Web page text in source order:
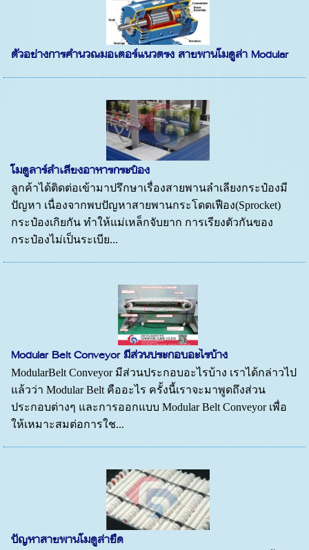
ตัวอย่างการคำนวณมอเตอร์แนวตรง สายพานโมดูล่า Modular
โมดูลาร์ลำเลียงอาหารกระป๋อง
ลูกค้าได้ติดต่อเข้ามาปรึกษาเรื่องสายพานลำเลียงกระป๋องมี
ปัญหา เนื่องจากพบปัญหาสายพานกระโดดเฟือง(Sprocket)
กระป๋องเกิยกัน ทำให้แม่เหล็กจับยาก การเรียงตัวกันของ
กระป๋องไม่เป็นระเบีย...
Modular Belt Conveyor มีส่วนประกอบอะไรบ้าง
ModularBelt Conveyor มีส่วนประกอบอะไรบ้าง เราได้กล่าวไป
แล้วว่า Modular Belt คืออะไร ครั้งนี้เราจะมาพูดถึงส่วน
ประกอบต่างๆ และการออกแบบ Modular Belt Conveyor เพื่อ
ให้เหมาะสมต่อการใช...
ปัญหาสายพานโมดูล่ายืด